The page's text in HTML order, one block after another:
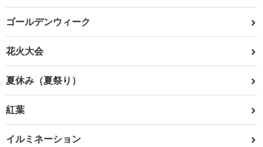
ゴールデンウィーク
花火大会
夏休み（夏祭り）
紅葉
イルミネーション